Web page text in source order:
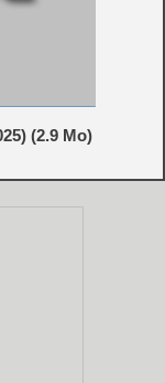
(2.9 Mo)